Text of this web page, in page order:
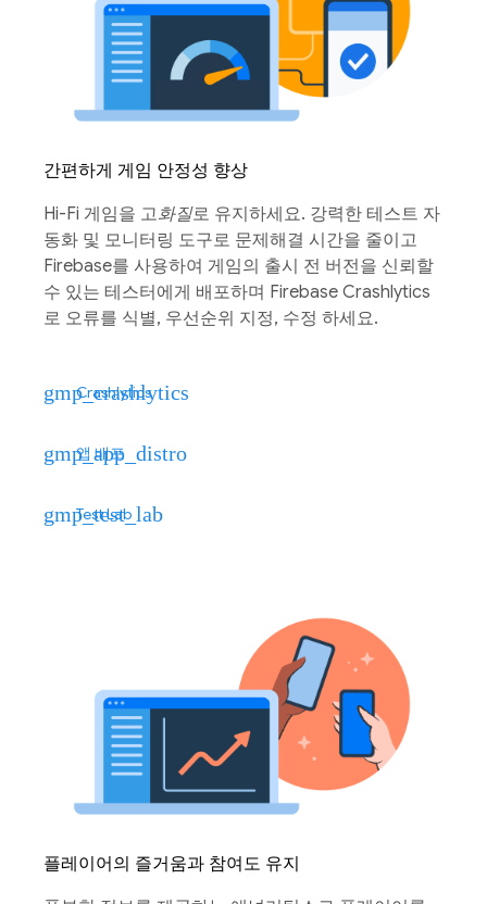
간편하게 게임 안정성 향상
Hi-Fi 게임을 고화질로 유지하세요. 강력한 테스트 자
동화 및 모니터링 도구로 문제해결 시간을 줄이고
Firebase를 사용하여 게임의 출시 전 버전을 신뢰할
수 있는 테스터에게 배포하며 Firebase Crashlytics
로 오류를 식별, 우선순위 지정, 수정 하세요.
gmp_crashlytics
Crashlytics
gmp_app_distro
앱 배포
gmp_test_lab
Test Lab
플레이어의 즐거움과 참여도 유지